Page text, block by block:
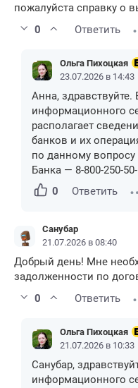
пожалуйста справку о
0
Ответить
Ольга Пихоцкая
23.07.2026 в 14:43
Анна, здравствуйте.
информационного
располагает
банков и их
по данному
Банка — 8-800-250-
0
Ответить
Санубар
21.07.2026 в 08:40
Добрый день! Мне
задолженности по
0
Ответить
Ольга Пихоцкая
21.07.2026 в 10:33
Санубар,
информационного